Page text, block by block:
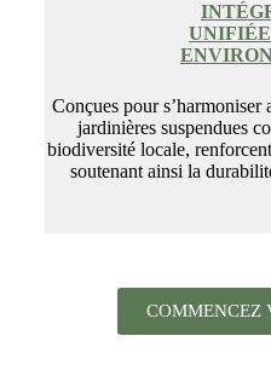
UNIFIÉE
Conçues pour
jardinières suspendues
biodiversité locale,
soutenant ainsi la
COMMENCEZ